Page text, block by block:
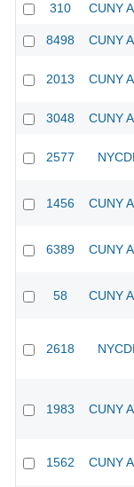
310 CUNY
8498 CUNY
2013 CUNY
3048 CUNY
2577
1456 CUNY
6389 CUNY
58 CUNY
2618
1983 CUNY
1562 CUNY